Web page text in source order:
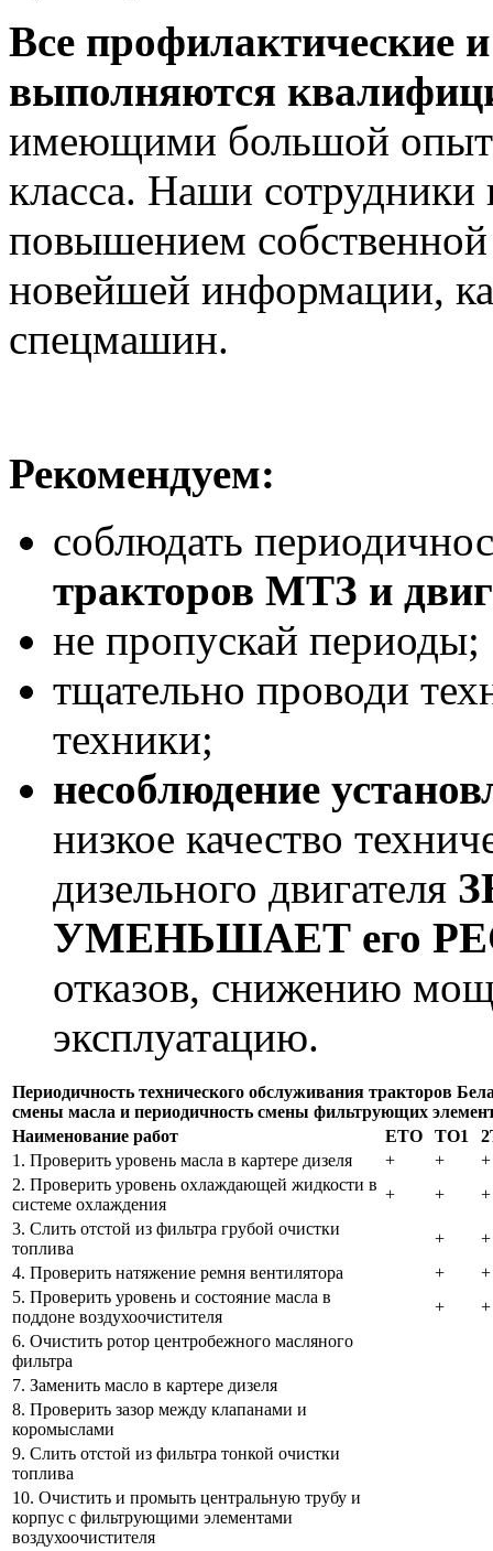
Все профилактические
выполняются
имеющими большой опыт
класса. Наши
повышением собственной
новейшей информации,
спецмашин.
Рекомендуем:
соблюдать
тракторов МТЗ и
не пропускай периоды;
тщательно проводи
техники;
несоблюдение
низкое качество
дизельного двигателя
УМЕНЬШАЕТ его
отказов, снижению
эксплуатацию.
Периодичность технического обслуживания тракторов
смены масла и периодичность смены фильтрующих
Наименование работ
ЕТО ТО1
1. Проверить уровень масла в картере дизеля
+ +
+
2. Проверить уровень охлаждающей жидкости в
системе охлаждения
+ +
+
3. Слить отстой из фильтра грубой очистки
топлива
+
+
4. Проверить натяжение ремня вентилятора
+
+
5. Проверить уровень и состояние масла в
поддоне воздухоочистителя
+
+
6. Очистить ротор центробежного масляного
фильтра
7. Заменить масло в картере дизеля
8. Проверить зазор между клапанами и
коромыслами
9. Слить отстой из фильтра тонкой очистки
топлива
10. Очистить и промыть центральную трубу и
корпус с фильтрующими элементами
воздухоочистителя